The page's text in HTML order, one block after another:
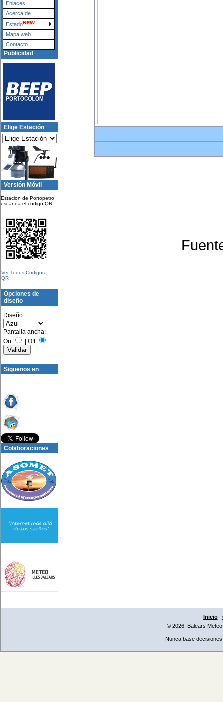
Enlaces
Acerca de
Estado
Mapa web
Contacto
Publicidad
Elige Estación
Versión Móvil
Estación de Portopetro
escanea el codigo QR
Ver Todos Codigos
QR
Opciones de
diseño
Diseño:
Pantalla ancha:
On
| Off
Siguenos en
Colaboraciones
Inicio|
© 2026, Balears Meteo
Nunca base